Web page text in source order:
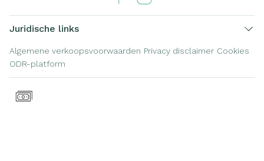
Juridische links
Algemene verkoopsvoorwaarden Privacy disclaimer Cookies
ODR-platform